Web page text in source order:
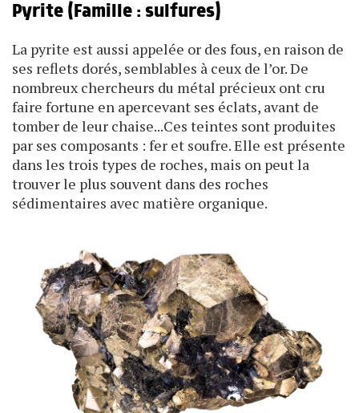
Pyrite (Famille : sulfures)
La pyrite est aussi appelée or des fous, en raison de
ses reflets dorés, semblables à ceux de l’or. De
nombreux chercheurs du métal précieux ont cru
faire fortune en apercevant ses éclats, avant de
tomber de leur chaise...Ces teintes sont produites
par ses composants : fer et soufre. Elle est présente
dans les trois types de roches, mais on peut la
trouver le plus souvent dans des roches
sédimentaires avec matière organique.